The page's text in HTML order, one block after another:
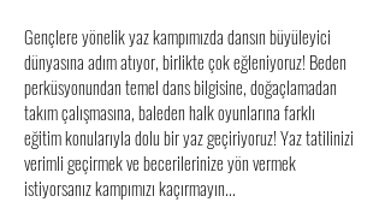
Gençlere yönelik yaz kampımızda dansın büyüleyici
dünyasına adım atıyor, birlikte çok eğleniyoruz! Beden
perküsyonundan temel dans bilgisine, doğaçlamadan
takım çalışmasına, baleden halk oyunlarına farklı
eğitim konularıyla dolu bir yaz geçiriyoruz! Yaz tatilinizi
verimli geçirmek ve becerilerinize yön vermek
istiyorsanız kampımızı kaçırmayın...